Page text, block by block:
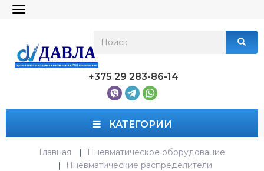
Toggle
+375 29 283-86-14
КАТЕГОРИИ
Главная
Пневматическое оборудование
Пневматические распределители